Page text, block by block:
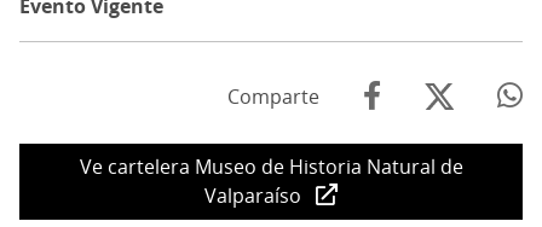
Evento Vigente
Comparte
Ve cartelera Museo de Historia Natural de
Valparaíso